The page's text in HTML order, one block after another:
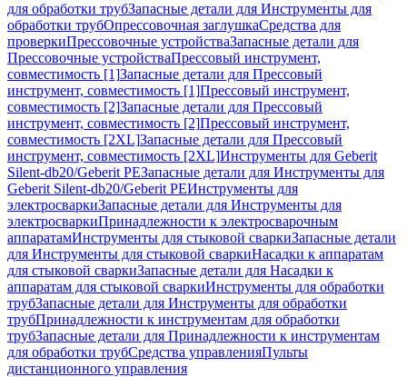
для обработки трубЗапасные детали для Инструменты для
обработки трубОпрессовочная заглушкаСредства для
проверкиПрессовочные устройстваЗапасные детали для
Прессовочные устройстваПрессовый инструмент,
совместимость [1]Запасные детали для Прессовый
инструмент, совместимость [1]Прессовый инструмент,
совместимость [2]Запасные детали для Прессовый
инструмент, совместимость [2]Прессовый инструмент,
совместимость [2XL]Запасные детали для Прессовый
инструмент, совместимость [2XL]Инструменты для Geberit
Silent-db20/Geberit PEЗапасные детали для Инструменты для
Geberit Silent-db20/Geberit PEИнструменты для
электросваркиЗапасные детали для Инструменты для
электросваркиПринадлежности к электросварочным
аппаратамИнструменты для стыковой сваркиЗапасные детали
для Инструменты для стыковой сваркиНасадки к аппаратам
для стыковой сваркиЗапасные детали для Насадки к
аппаратам для стыковой сваркиИнструменты для обработки
трубЗапасные детали для Инструменты для обработки
трубПринадлежности к инструментам для обработки
трубЗапасные детали для Принадлежности к инструментам
для обработки трубСредства управленияПульты
дистанционного управления